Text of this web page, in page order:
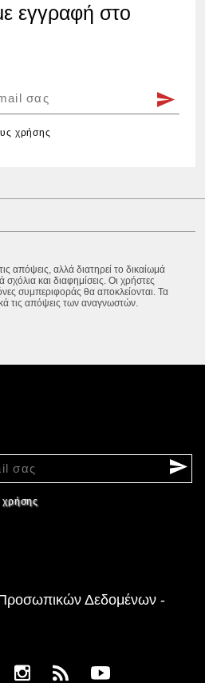
εγγραφή στο
χρήσης
απόψεις, αλλά διατηρεί το δικαίωμά
και διαφημίσεις. Οι χρήστες
συμπεριφοράς θα αποκλείονται. Τα
τις απόψεις των αναγνωστών.
Προσωπικών Δεδομένων -